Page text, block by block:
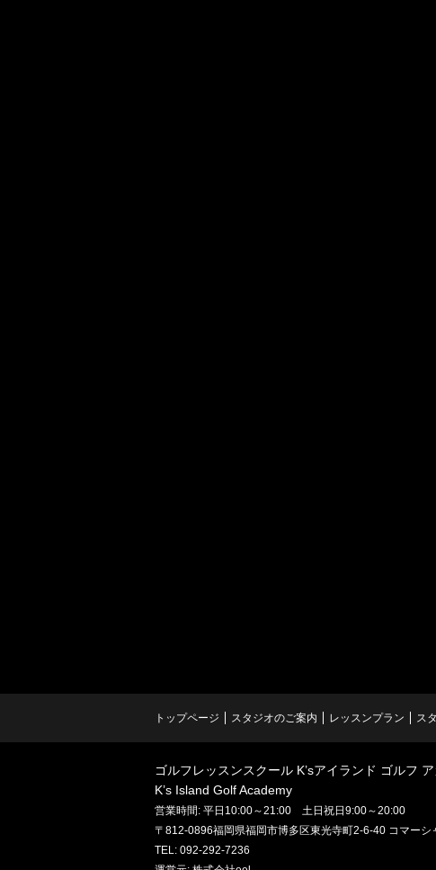
トップページ スタジオのご案内 レッスンプラン ス
ゴルフレッスンスクール K’sアイランド ゴルフ
K’s Island Golf Academy
営業時間: 平日10:00～21:00 土日祝日9:00～20:00
〒812-0896福岡県福岡市博多区東光寺町2-6-40 コマーシ
TEL: 092-292-7236